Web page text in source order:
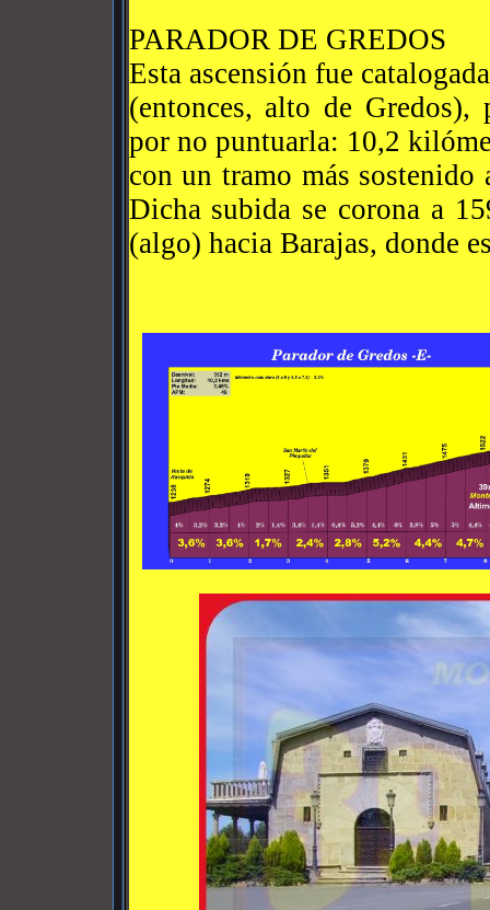
PARADOR DE GREDOS
Esta ascensión fue
(entonces, alto de
por no puntuarla: 10,2
con un tramo más
Dicha subida se corona a
(algo) hacia Barajas, donde